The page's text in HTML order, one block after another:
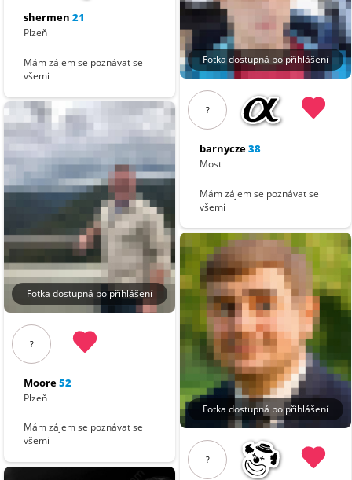
shermen 21
Plzeň
Mám zájem se poznávat se
všemi
Fotka dostupná po přihlášení
?
Moore52
Plzeň
Mám zájem se poznávat se
všemi
Fotka dostupná po přihlášení
?
barnycze38
Most
Mám zájem se poznávat se
všemi
Fotka dostupná po přihlášení
?